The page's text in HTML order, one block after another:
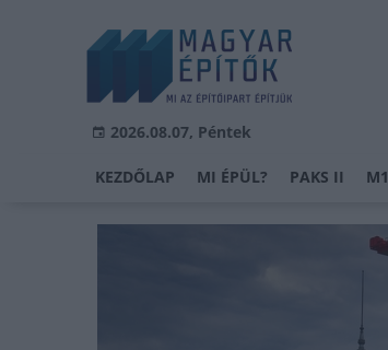
2026.08.07, Péntek
KEZDŐLAP MI ÉPÜL? PAKS II M1